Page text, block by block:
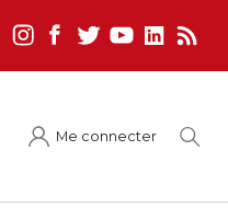
Me connecter